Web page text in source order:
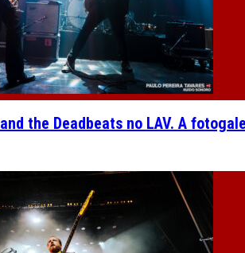
the Deadbeats no LAV. A